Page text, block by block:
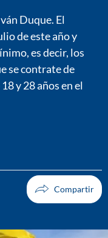
Duque. El
de este año y
es decir, los
se contrate de
y 28 años en el